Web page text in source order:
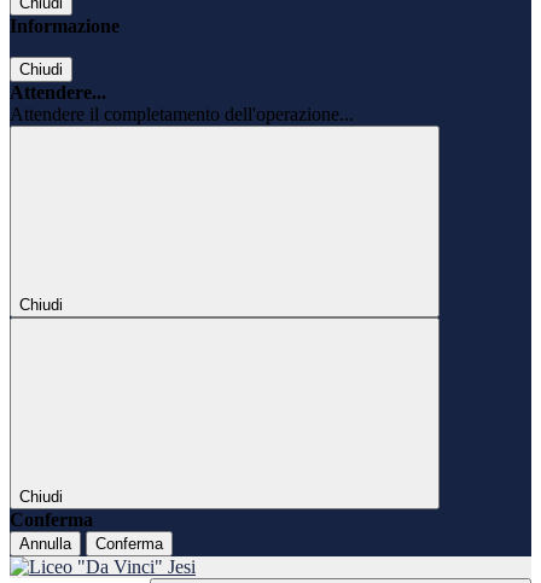
Informazione
Chiudi
Attendere...
Attendere il completamento dell'operazione...
Chiudi
Chiudi
Conferma
Annulla Conferma